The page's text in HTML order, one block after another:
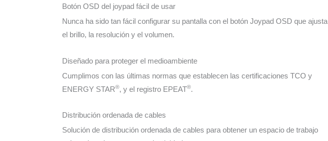
Botón OSD del joypad fácil de usar
Nunca ha sido tan fácil configurar su pantalla con el botón Joypad OSD que ajusta
el brillo, la resolución y el volumen.
Diseñado para proteger el medioambiente
Cumplimos con las últimas normas que establecen las certificaciones TCO y
ENERGY STAR®, y el registro EPEAT®.
Distribución ordenada de cables
Solución de distribución ordenada de cables para obtener un espacio de trabajo